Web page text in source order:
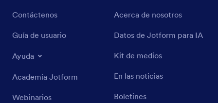
Contáctenos
Guía de usuario
Ayuda
Academia Jotform
Webinarios
Acerca de nosotros
Datos de Jotform para IA
Kit de medios
En las noticias
Boletines